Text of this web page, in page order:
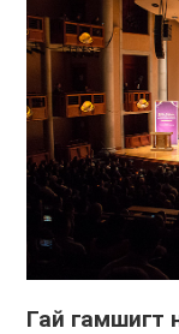
Гай гамшигт